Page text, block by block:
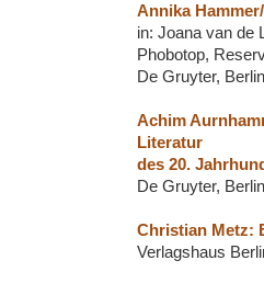
Annika
in: Joana van de
Phobotop,
De Gruyter,
Achim
Literatur
des 20.
De Gruyter,
Christian Metz:
Verlagshaus